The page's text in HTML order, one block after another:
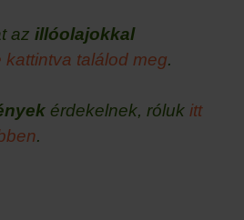
az illóolajokkal
kattintva találod meg.
érdekelnek, róluk itt
.